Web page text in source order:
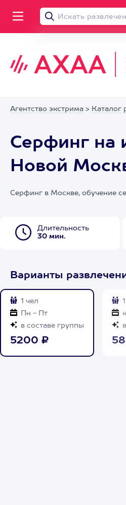
Агентство экстрима > Каталог
Серфинг на
Новой
Серфинг в Москве, обучение
Длительность
30 мин.
Варианты
1 чел
Пн - Пт
в составе группы
5200 ₽